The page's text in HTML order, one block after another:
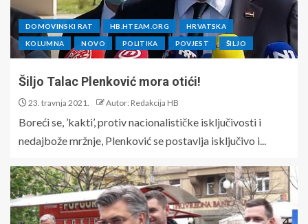
DOMOVINSKI RAT HB.HTEAM.ORG HRVATSKA
KOLUMNA NOVO POLITIKA POVJEST ŠILJO
Šiljo Talac Plenković mora otići!
23. travnja 2021. Autor: Redakcija HB
Boreći se, ’kakti’, protiv nacionalističke isključivosti i
nedajbože mržnje, Plenković se postavlja isključivo i...